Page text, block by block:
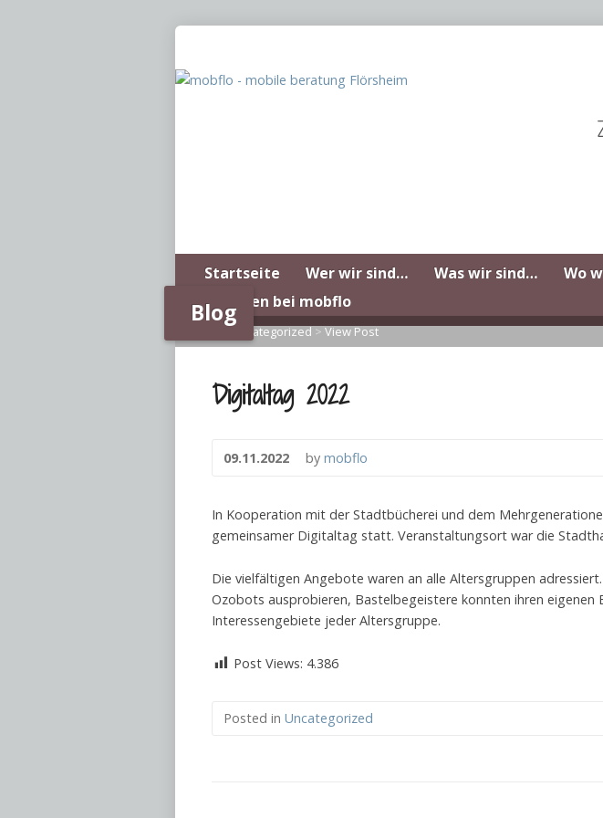
Startseite Wer wir sind… Was wir sind… Wo
Arbeiten bei mobflo
Blog
>Uncategorized>View Post
Digitaltag 2022
09.11.2022 by mobflo
In Kooperation mit der Stadtbücherei und dem
gemeinsamer Digitaltag statt. Veranstaltungsort war die
Die vielfältigen Angebote waren an alle Altersgruppen
Ozobots ausprobieren, Bastelbegeistere konnten ihren
Interessengebiete jeder Altersgruppe.
Post Views: 4.386
Posted in Uncategorized